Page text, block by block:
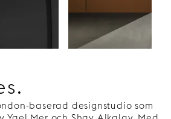
baserad designstudio som